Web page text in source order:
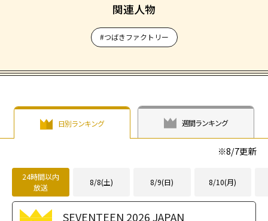
関連人物
#つばきファクトリー
日別ランキング 週間ランキング
※8/7更新
24時間以内
放送
8/8(土) 8/9(日) 8/10(月)
SEVENTEEN 2026 JAPAN